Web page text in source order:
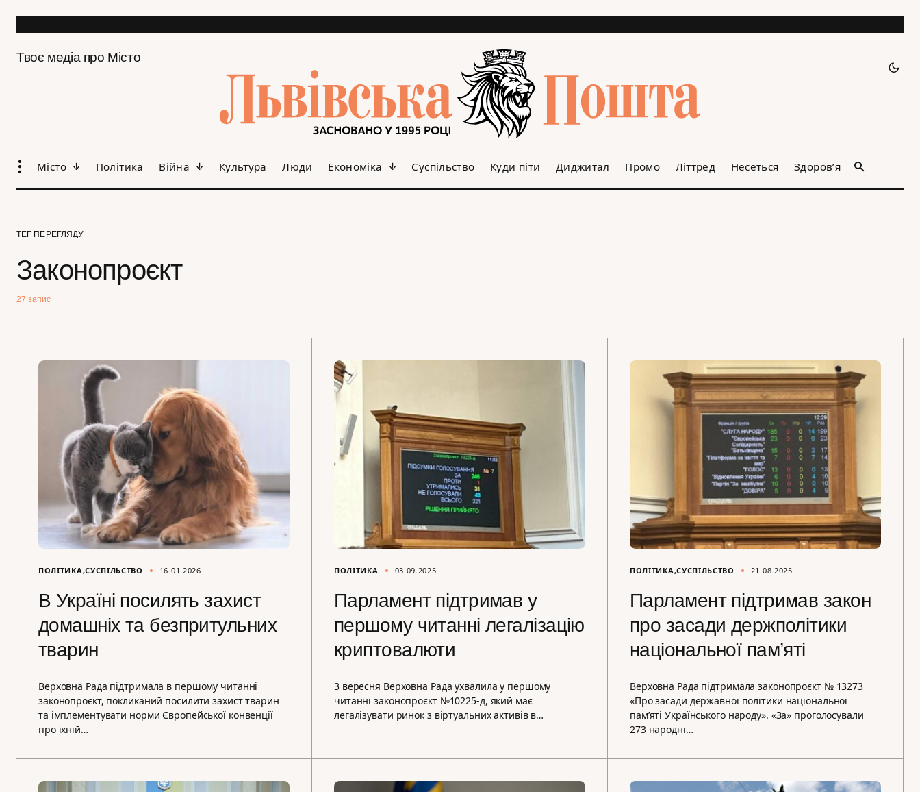
Твоє медіа про Місто
Місто Політика Війна Культура Люди Економіка Суспільство Куди піти Диджитал Промо Літтред Несеться Здоров’я
ТЕГ ПЕРЕГЛЯДУ
Законопроєкт
27 запис
ПОЛІТИКА СУСПІЛЬСТВО 16.01.2026
В Україні посилять захист
домашніх та безпритульних
тварин
Верховна Рада підтримала в першому читанні
законопроєкт, покликаний посилити захист тварин
та імплементувати норми Європейської конвенції
про їхній…
ПОЛІТИКА 03.09.2025
Парламент підтримав у
першому читанні легалізацію
криптовалюти
3 вересня Верховна Рада ухвалила у першому
читанні законопроєкт №10225-д, який має
легалізувати ринок з віртуальних активів в…
ПОЛІТИКА СУСПІЛЬСТВО 21.08.2025
Парламент підтримав закон
про засади держполітики
національної пам’яті
Верховна Рада підтримала законопроєкт № 13273
«Про засади державної політики національної
пам’яті Українського народу». «За» проголосували
273 народні…